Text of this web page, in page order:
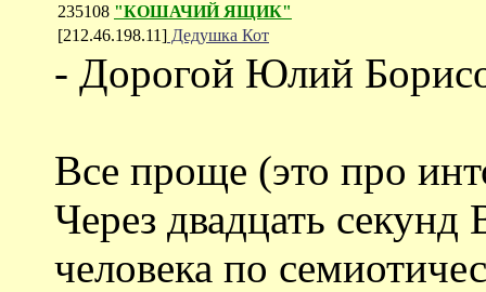
235108 "КОШАЧИЙ ЯЩИК"
[212.46.198.11] Дедушка Кот
- Дорогой Юлий
Все проще (это про
Через двадцать
человека по